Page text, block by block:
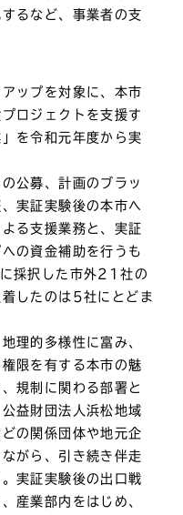
るなど、事業者の支
ップを対象に、本市
ロジェクトを支援す
を令和元年度から実
公募、計画のブラッ
実証実験後の本市へ
る支援業務と、実証
の資金補助を行うも
採択した市外21社の
したのは5社にとどま
理的多様性に富み、
限を有する本市の魅
規制に関わる部署と
益財団法人浜松地域
の関係団体や地元企
がら、引き続き伴走
実証実験後の出口戦
産業部内をはじめ、